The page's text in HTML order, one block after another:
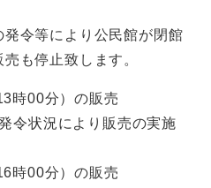
令等により公民館が閉館
も停止致します。
時00分）の販売
令状況により販売の実施
時00分）の販売